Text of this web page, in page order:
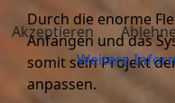
Durch die enorme
Anfangen und das
somit sein Projekt
anpassen.
Akzeptieren
Weitere